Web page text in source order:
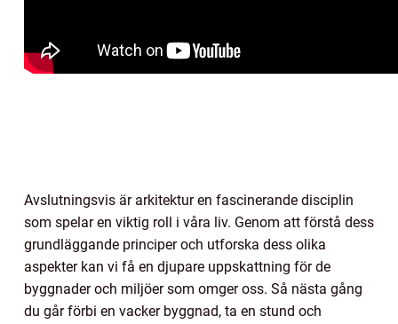
Avslutningsvis är arkitektur en fascinerande disciplin
som spelar en viktig roll i våra liv. Genom att förstå dess
grundläggande principer och utforska dess olika
aspekter kan vi få en djupare uppskattning för de
byggnader och miljöer som omger oss. Så nästa gång
du går förbi en vacker byggnad, ta en stund och